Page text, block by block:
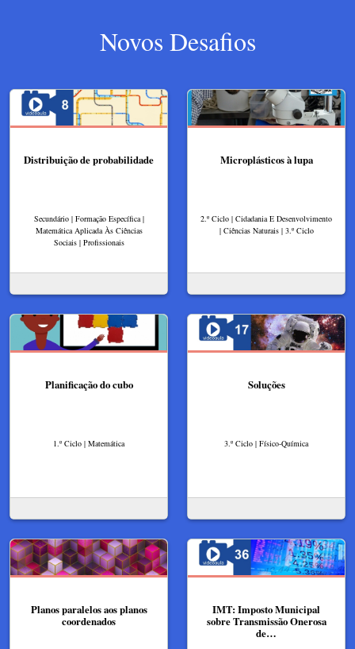
Novos Desafios
Distribuição de probabilidade
Secundário | Formação Específica |
Matemática Aplicada Às Ciências
Sociais | Profissionais
Microplásticos à lupa
2.º Ciclo | Cidadania E Desenvolvimento
| Ciências Naturais | 3.º Ciclo
Planificação do cubo
1.º Ciclo | Matemática
Soluções
3.º Ciclo | Físico-Química
Planos paralelos aos planos
coordenados
IMT: Imposto Municipal
sobre Transmissão Onerosa
de…